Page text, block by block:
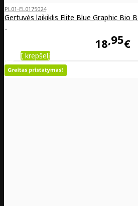
PL01-EL0175024
Gertuvės laikiklis Elite Blue Graphic Bio
..
18 95€
Į krepšelį